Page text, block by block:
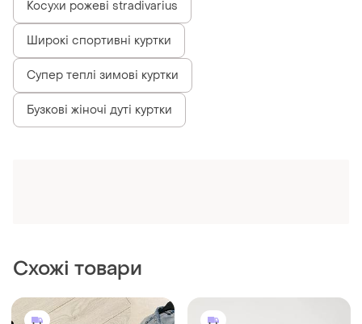
Косухи рожеві stradivarius
Широкі спортивні куртки
Супер теплі зимові куртки
Бузкові жіночі дуті куртки